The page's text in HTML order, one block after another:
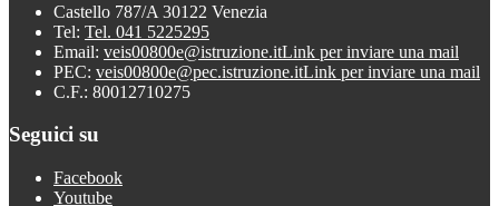
Castello 787/A 30122 Venezia
Tel: Tel. 041 5225295
Email: veis00800e@istruzione.itLink per inviare una mail
PEC: veis00800e@pec.istruzione.itLink per inviare una mail
C.F.: 80012710275
Seguici su
Facebook
Youtube